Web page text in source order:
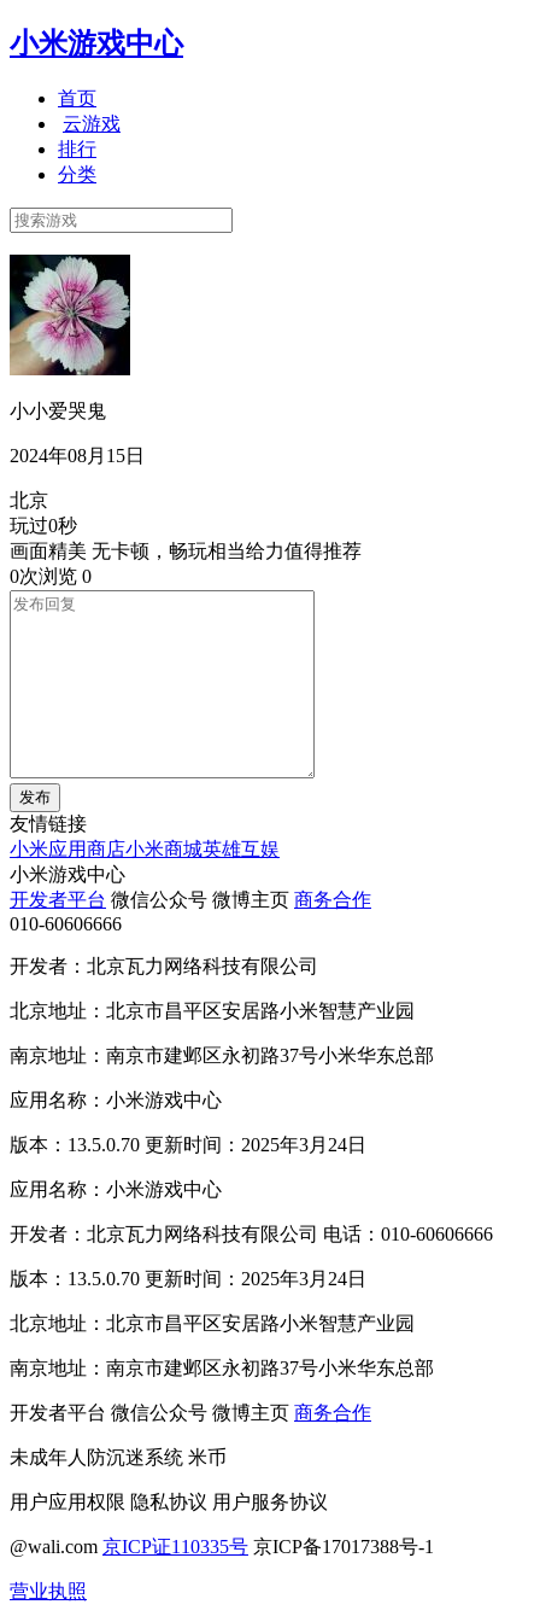
小米游戏中心
首页
云游戏
排行
分类
小小爱哭鬼
2024年08月15日
北京
玩过0秒
画面精美 无卡顿，畅玩相当给力值得推荐
0次浏览 0
发布
友情链接
小米应用商店小米商城英雄互娱
小米游戏中心
开发者平台 微信公众号 微博主页 商务合作
010-60606666
开发者：北京瓦力网络科技有限公司
北京地址：北京市昌平区安居路小米智慧产业园
南京地址：南京市建邺区永初路37号小米华东总部
应用名称：小米游戏中心
版本：13.5.0.70 更新时间：2025年3月24日
应用名称：小米游戏中心
开发者：北京瓦力网络科技有限公司 电话：010-60606666
版本：13.5.0.70 更新时间：2025年3月24日
北京地址：北京市昌平区安居路小米智慧产业园
南京地址：南京市建邺区永初路37号小米华东总部
开发者平台 微信公众号 微博主页 商务合作
未成年人防沉迷系统 米币
用户应用权限 隐私协议 用户服务协议
@wali.com 京ICP证110335号 京ICP备17017388号-1
营业执照